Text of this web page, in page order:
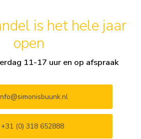
is het hele jaar
open
11-17 uur en op afspraak
+31 (0) 318 652888